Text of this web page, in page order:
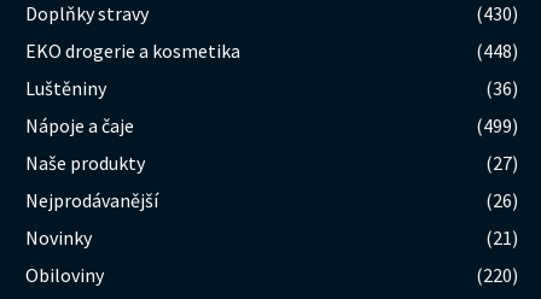
Doplňky stravy
(430)
EKO drogerie a kosmetika
(448)
Luštěniny
(36)
Nápoje a čaje
(499)
Naše produkty
(27)
Nejprodávanější
(26)
Novinky
(21)
Obiloviny
(220)